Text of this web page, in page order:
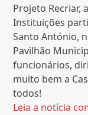
Projeto Recriar,
Instituições
Santo António,
Pavilhão
funcionários,
muito bem a
todos!
Leia a notícia